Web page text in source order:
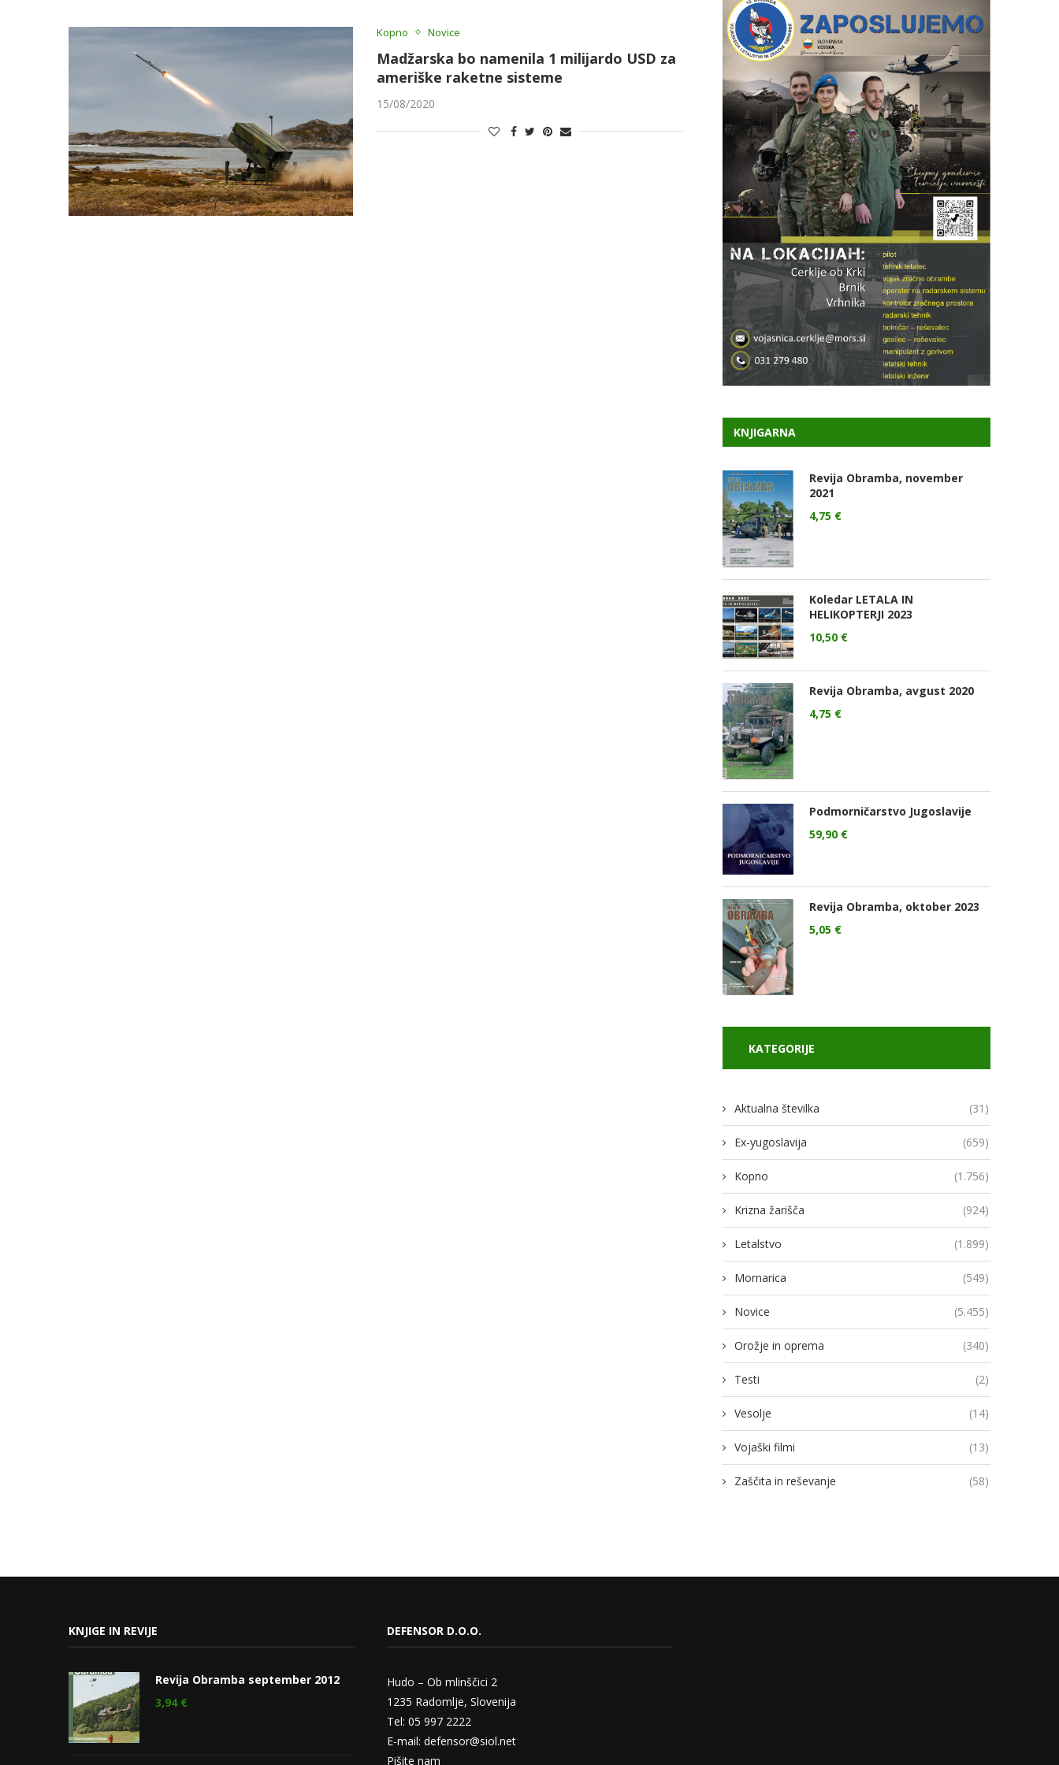
Kopno Novice
Madžarska bo namenila 1 milijardo USD za
ameriške raketne sisteme
15/08/2020
KNJIGARNA
Revija Obramba, november
2021
4,75 €
Koledar LETALA IN
HELIKOPTERJI 2023
10,50 €
Revija Obramba, avgust 2020
4,75 €
Podmorničarstvo Jugoslavije
59,90 €
Revija Obramba, oktober 2023
5,05 €
KATEGORIJE
Aktualna številka (31)
Ex-yugoslavija (659)
Kopno (1.756)
Krizna žarišča (924)
Letalstvo (1.899)
Mornarica (549)
Novice (5.455)
Orožje in oprema (340)
Testi (2)
Vesolje (14)
Vojaški filmi (13)
Zaščita in reševanje (58)
KNJIGE IN REVIJE
Revija Obramba september 2012
3,94 €
DEFENSOR D.O.O.
Hudo – Ob mlinščici 2
1235 Radomlje, Slovenija
Tel: 05 997 2222
E-mail: defensor@siol.net
Pišite nam